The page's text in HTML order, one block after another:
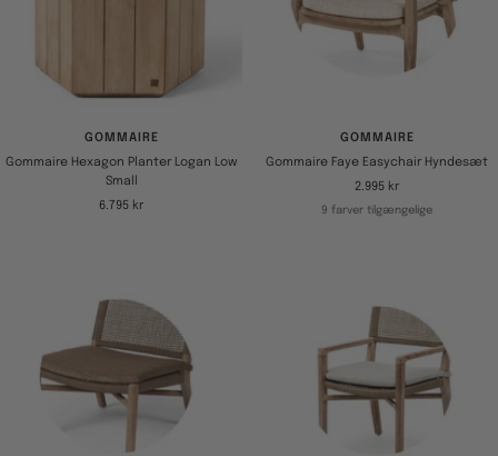
GOMMAIRE
Gommaire Hexagon Planter Logan Low
Small
Tilbudspris
6.795 kr
GOMMAIRE
Gommaire Faye Easychair Hyndesæt
Tilbudspris
2.995 kr
9 farver tilgængelige